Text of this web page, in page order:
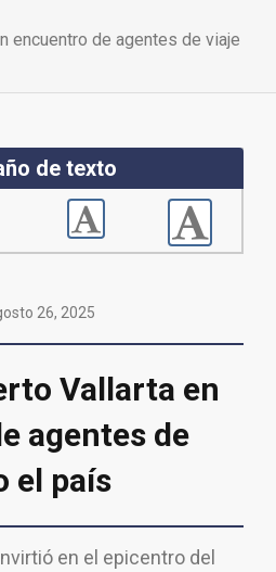
encuentro de agentes de viaje
de texto
26, 2025
Vallarta en
agentes de
el país
en el epicentro del